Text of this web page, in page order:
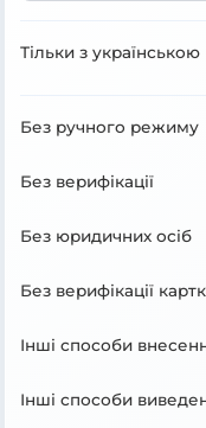
Тільки з українською
Без ручного режиму
Без верифікації
Без юридичних осіб
Без верифікації
Інші способи
Інші способи